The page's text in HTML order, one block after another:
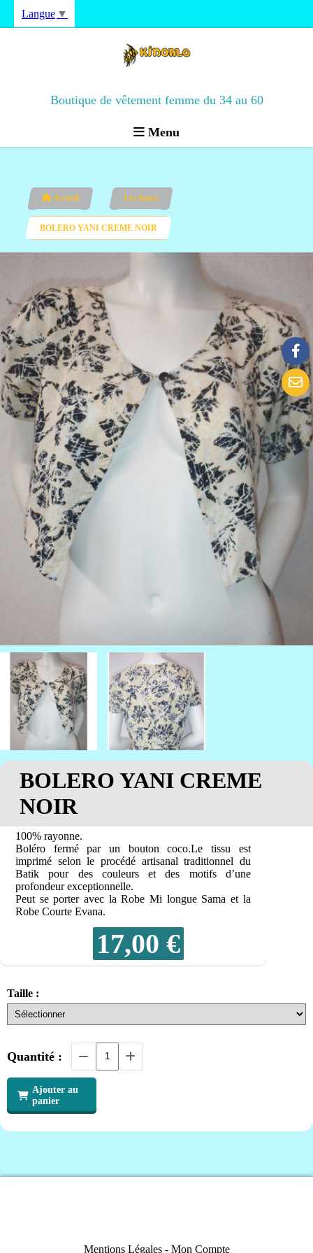
Boutique de vêtement femme du 34 au 60
Menu
Accueil Les hauts
BOLERO YANI CREME NOIR
BOLERO YANI CREME
NOIR
17,00 €
Taille :
Quantité :
Ajouter au
panier
100% rayonne.
Boléro fermé par un bouton coco.Le tissu est
imprimé selon le procédé artisanal traditionnel du
Batik pour des couleurs et des motifs d’une
profondeur exceptionnelle.
Peut se porter avec la Robe Mi longue Sama et la
Robe Courte Evana.
Mentions Légales Mon Compte
Langue ▼